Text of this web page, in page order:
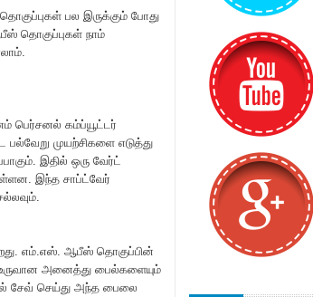
பல இருக்கும் போது
தொகுப்புகள் நாம்
பெர்சனல் கம்ப்யூட்டர்
முயற்சிகளை எடுத்து
இதில் ஒரு வேர்ட்
இந்த சாப்ட்வேர்
எம்.எஸ். ஆபீஸ் தொகுப்பின்
அனைத்து பைல்களையும்
சேவ் செய்து அந்த பைலை